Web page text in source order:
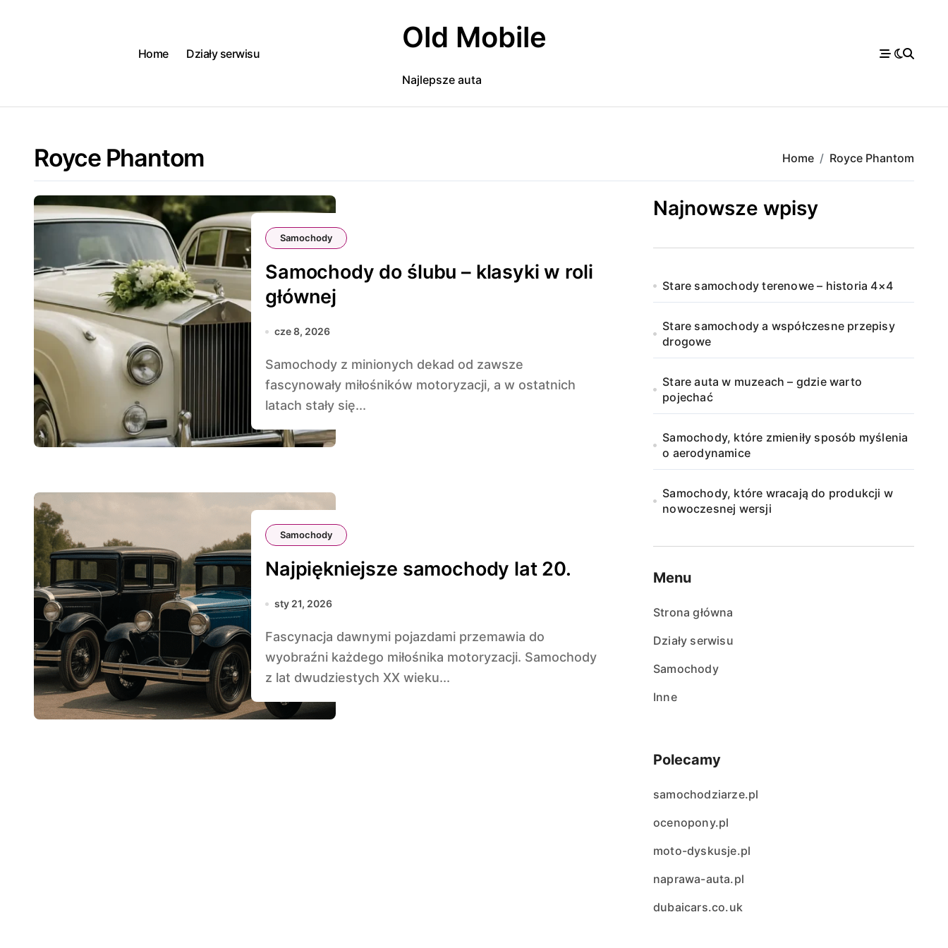
Home
Działy serwisu Old Mobile
Najlepsze auta
Royce Phantom Home Royce Phantom
Samochody
Samochody do ślubu – klasyki w roli
głównej
cze 8, 2026
Samochody z minionych dekad od zawsze
fascynowały miłośników motoryzacji, a w ostatnich
latach stały się...
Samochody
Najpiękniejsze samochody lat 20.
sty 21, 2026
Fascynacja dawnymi pojazdami przemawia do
wyobraźni każdego miłośnika motoryzacji. Samochody
z lat dwudziestych XX wieku...
Najnowsze wpisy
Stare samochody terenowe – historia 4×4
Stare samochody a współczesne przepisy
drogowe
Stare auta w muzeach – gdzie warto
pojechać
Samochody, które zmieniły sposób myślenia
o aerodynamice
Samochody, które wracają do produkcji w
nowoczesnej wersji
Menu
Strona główna
Działy serwisu
Samochody
Inne
Polecamy
samochodziarze.pl
ocenopony.pl
moto-dyskusje.pl
naprawa-auta.pl
dubaicars.co.uk